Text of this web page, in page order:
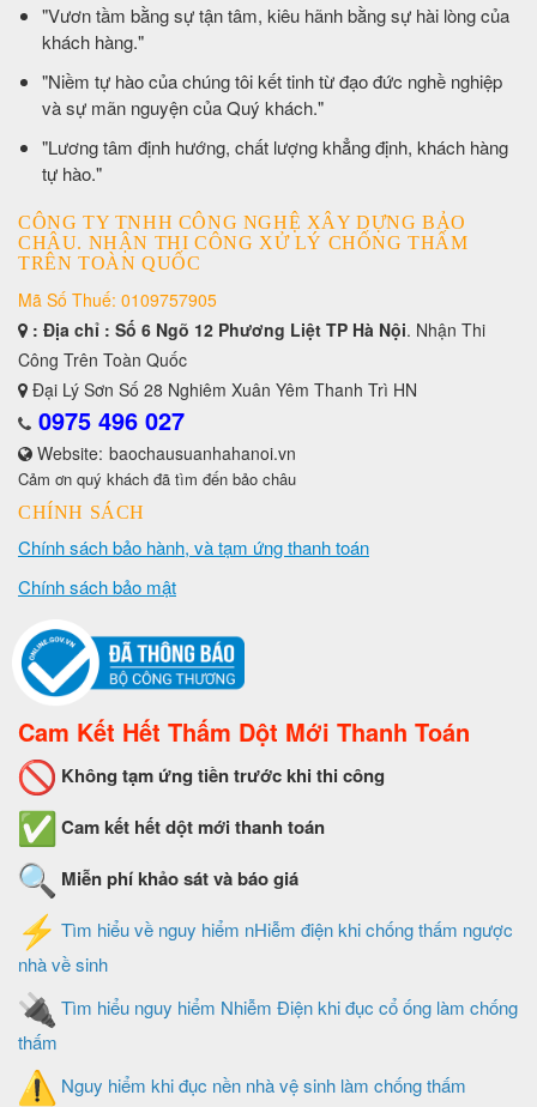
​"Vươn tầm bằng sự tận tâm, kiêu hãnh bằng sự hài lòng của
khách hàng."
​"Niềm tự hào của chúng tôi kết tinh từ đạo đức nghề nghiệp
và sự mãn nguyện của Quý khách."
​"Lương tâm định hướng, chất lượng khẳng định, khách hàng
tự hào."
CÔNG TY TNHH CÔNG NGHỆ XÂY DỰNG BẢO
CHÂU. NHẬN THI CÔNG XỬ LÝ CHỐNG THẤM
TRÊN TOÀN QUỐC
Mã Số Thuế: 0109757905
: Địa chỉ : Số 6 Ngõ 12 Phương Liệt TP Hà Nội. Nhận Thi
Công Trên Toàn Quốc
Đại Lý Sơn Số 28 Nghiêm Xuân Yêm Thanh Trì HN
0975 496 027
Website: baochausuanhahanoi.vn
Cảm ơn quý khách đã tìm đến bảo châu
CHÍNH SÁCH
Chính sách bảo hành, và tạm ứng thanh toán
Chính sách bảo mật
Cam Kết Hết Thấm Dột Mới Thanh Toán
Không tạm ứng tiền trước khi thi công
Cam kết hết dột mới thanh toán
Miễn phí khảo sát và báo giá
Tìm hiểu về nguy hiểm nHiễm điện khi chống thấm ngược
nhà về sinh
Tìm hiểu nguy hiểm Nhiễm Điện khi đục cổ ống làm chống
thấm
Nguy hiểm khi đục nền nhà vệ sinh làm chống thấm